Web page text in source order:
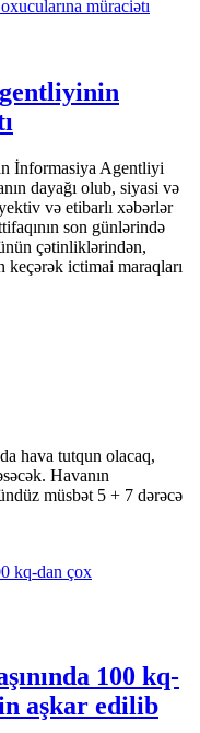
İnformasiya Agentliyi
dayağı olub, siyasi və
və etibarlı xəbərlər
son günlərində
çətinliklərindən,
ictimai maraqları
hava tutqun olacaq,
Havanın
müsbət 5 + 7 dərəcə
100 kq-
aşkar edilib